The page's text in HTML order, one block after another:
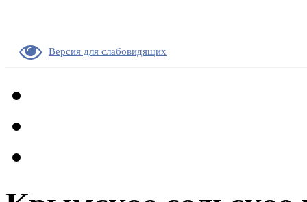
Версия для слабовидящих